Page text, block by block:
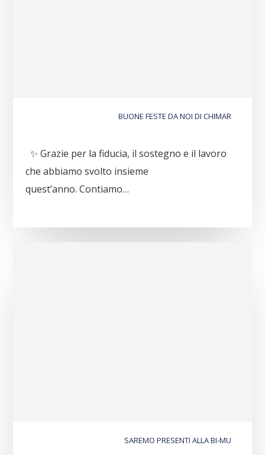
BUONE FESTE DA NOI DI CHIMAR
✨ Grazie per la fiducia, il sostegno e il lavoro
che abbiamo svolto insieme
quest’anno. Contiamo…
SAREMO PRESENTI ALLA BI-MU